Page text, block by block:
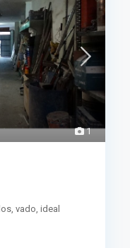
1
vado, ideal